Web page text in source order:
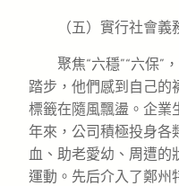
（五）實行社會義
聚焦“六穩”“六保”
踏步，他們感到自己的
標籤在隨風飄盪。企業
年來，公司積極投身各
血、助老愛幼、周遭的
運動。先后介入了鄭州